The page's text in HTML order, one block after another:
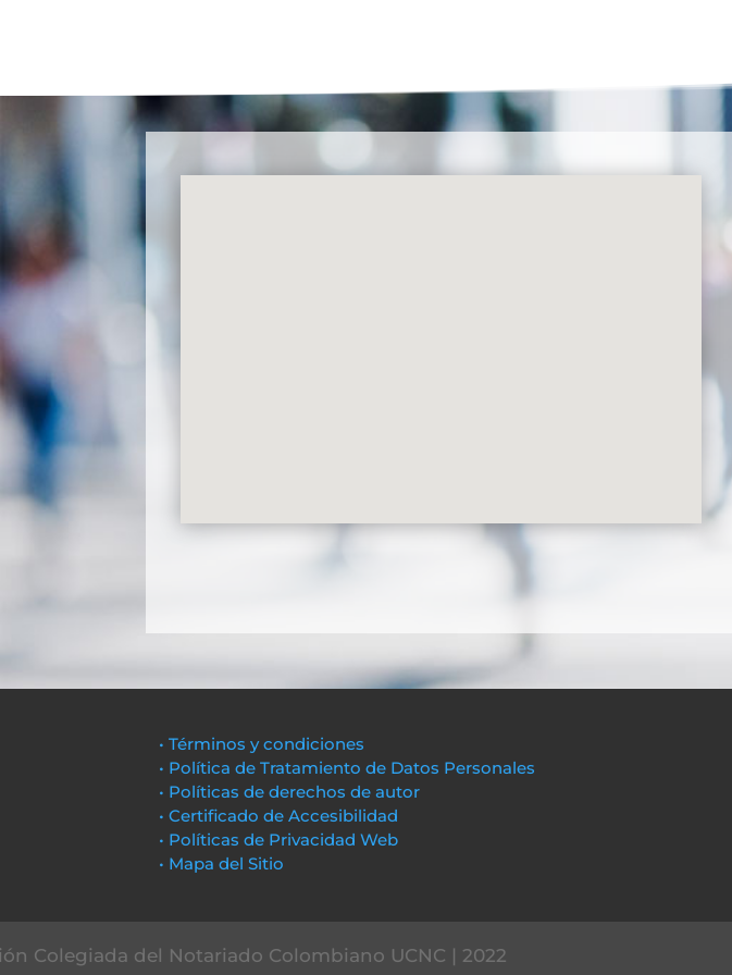
• Términos y condiciones
• Política de Tratamiento de Datos Personales
• Políticas de derechos de autor
• Certificado de Accesibilidad
• Políticas de Privacidad Web
• Mapa del Sitio
Colegiada del Notariado Colombiano UCNC | 2022